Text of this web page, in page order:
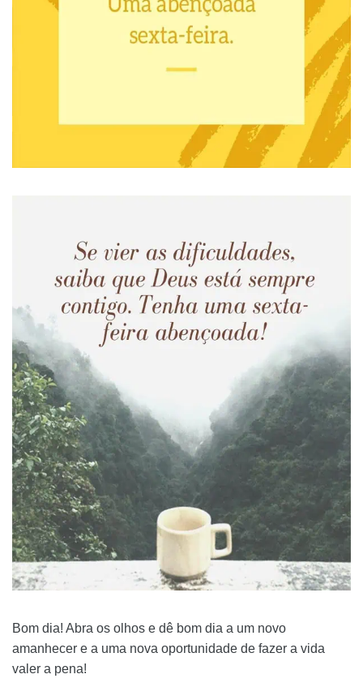
Bom dia! Abra os olhos e dê bom dia a um novo
amanhecer e a uma nova oportunidade de fazer a vida
valer a pena!